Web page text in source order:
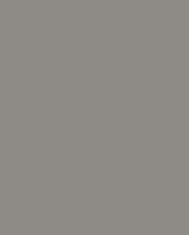
République, aux assises de